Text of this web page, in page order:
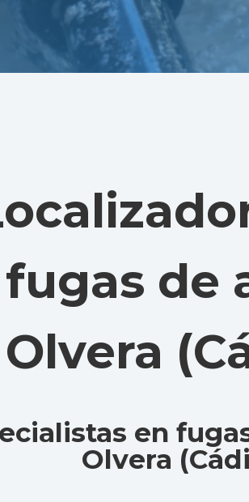
fugas de
Olvera
en
Olvera